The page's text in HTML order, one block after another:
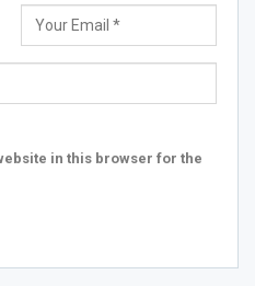
in this browser for the